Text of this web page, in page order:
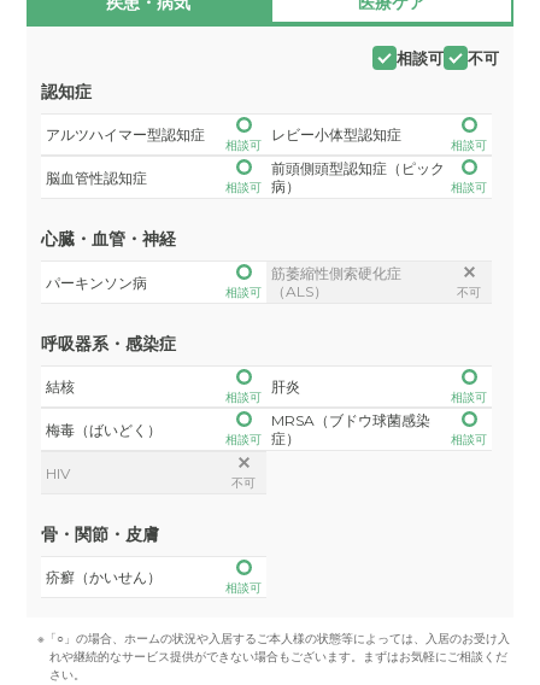
相談可 不可
認知症
アルツハイマー型認知症
相談可
レビー小体型認知症
相談可
脳血管性認知症
相談可
前頭側頭型認知症（ピック
病）
相談可
心臓・血管・神経
パーキンソン病
相談可
筋萎縮性側索硬化症
（ALS）
不可
呼吸器系・感染症
結核
相談可
肝炎
相談可
梅毒（ばいどく）
相談可
MRSA（ブドウ球菌感染
症）
相談可
HIV
不可
骨・関節・皮膚
疥癬（かいせん）
相談可
※「○」の場合、ホームの状況や入居するご本人様の状態等によっては、入居のお受け入
れや継続的なサービス提供ができない場合もございます。まずはお気軽にご相談くだ
さい。